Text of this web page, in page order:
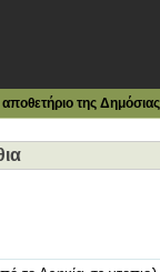
της Δημόσιας